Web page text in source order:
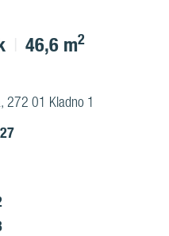
46,6 m2
272 01 Kladno 1